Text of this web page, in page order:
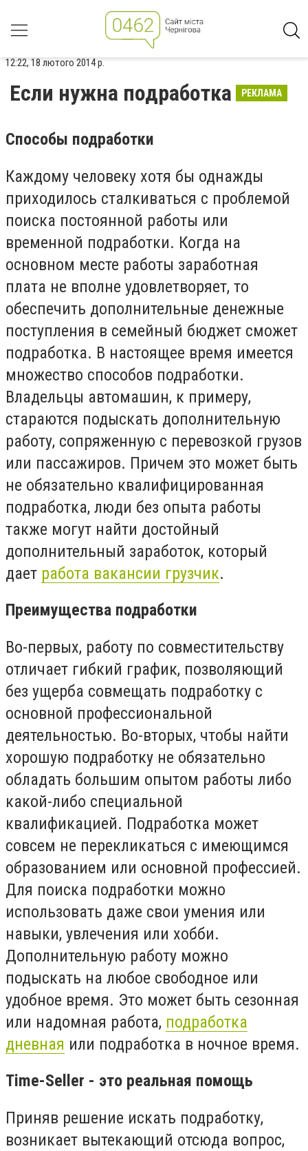
12:22, 18 лютого 2014 р.
Если нужна подработка РЕКЛАМА
Способы подработки
Каждому человеку хотя бы однажды
приходилось сталкиваться с проблемой
поиска постоянной работы или
временной подработки. Когда на
основном месте работы заработная
плата не вполне удовлетворяет, то
обеспечить дополнительные денежные
поступления в семейный бюджет сможет
подработка. В настоящее время имеется
множество способов подработки.
Владельцы автомашин, к примеру,
стараются подыскать дополнительную
работу, сопряженную с перевозкой грузов
или пассажиров. Причем это может быть
не обязательно квалифицированная
подработка, люди без опыта работы
также могут найти достойный
дополнительный заработок, который
дает работа вакансии грузчик.
Преимущества подработки
Во-первых, работу по совместительству
отличает гибкий график, позволяющий
без ущерба совмещать подработку с
основной профессиональной
деятельностью. Во-вторых, чтобы найти
хорошую подработку не обязательно
обладать большим опытом работы либо
какой-либо специальной
квалификацией. Подработка может
совсем не перекликаться с имеющимся
образованием или основной профессией.
Для поиска подработки можно
использовать даже свои умения или
навыки, увлечения или хобби.
Дополнительную работу можно
подыскать на любое свободное или
удобное время. Это может быть сезонная
или надомная работа, подработка
дневная или подработка в ночное время.
Time-Seller - это реальная помощь
Приняв решение искать подработку,
возникает вытекающий отсюда вопрос,